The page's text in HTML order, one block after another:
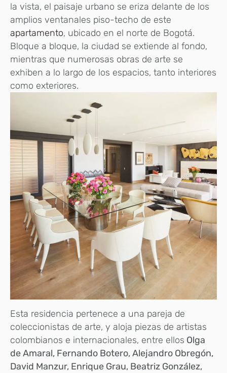
la vista, el paisaje urbano se eriza delante de los
amplios ventanales piso-techo de este
apartamento, ubicado en el norte de Bogotá.
Bloque a bloque, la ciudad se extiende al fondo,
mientras que numerosas obras de arte se
exhiben a lo largo de los espacios, tanto interiores
como exteriores.
Esta residencia pertenece a una pareja de
coleccionistas de arte, y aloja piezas de artistas
colombianos e internacionales, entre ellos Olga
de Amaral, Fernando Botero, Alejandro Obregón,
David Manzur, Enrique Grau, Beatriz González,